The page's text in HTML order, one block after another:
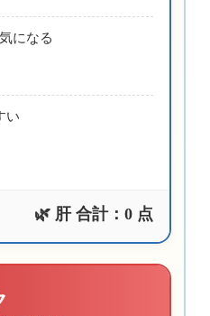
になる
い
🌿 肝 合計： 0点